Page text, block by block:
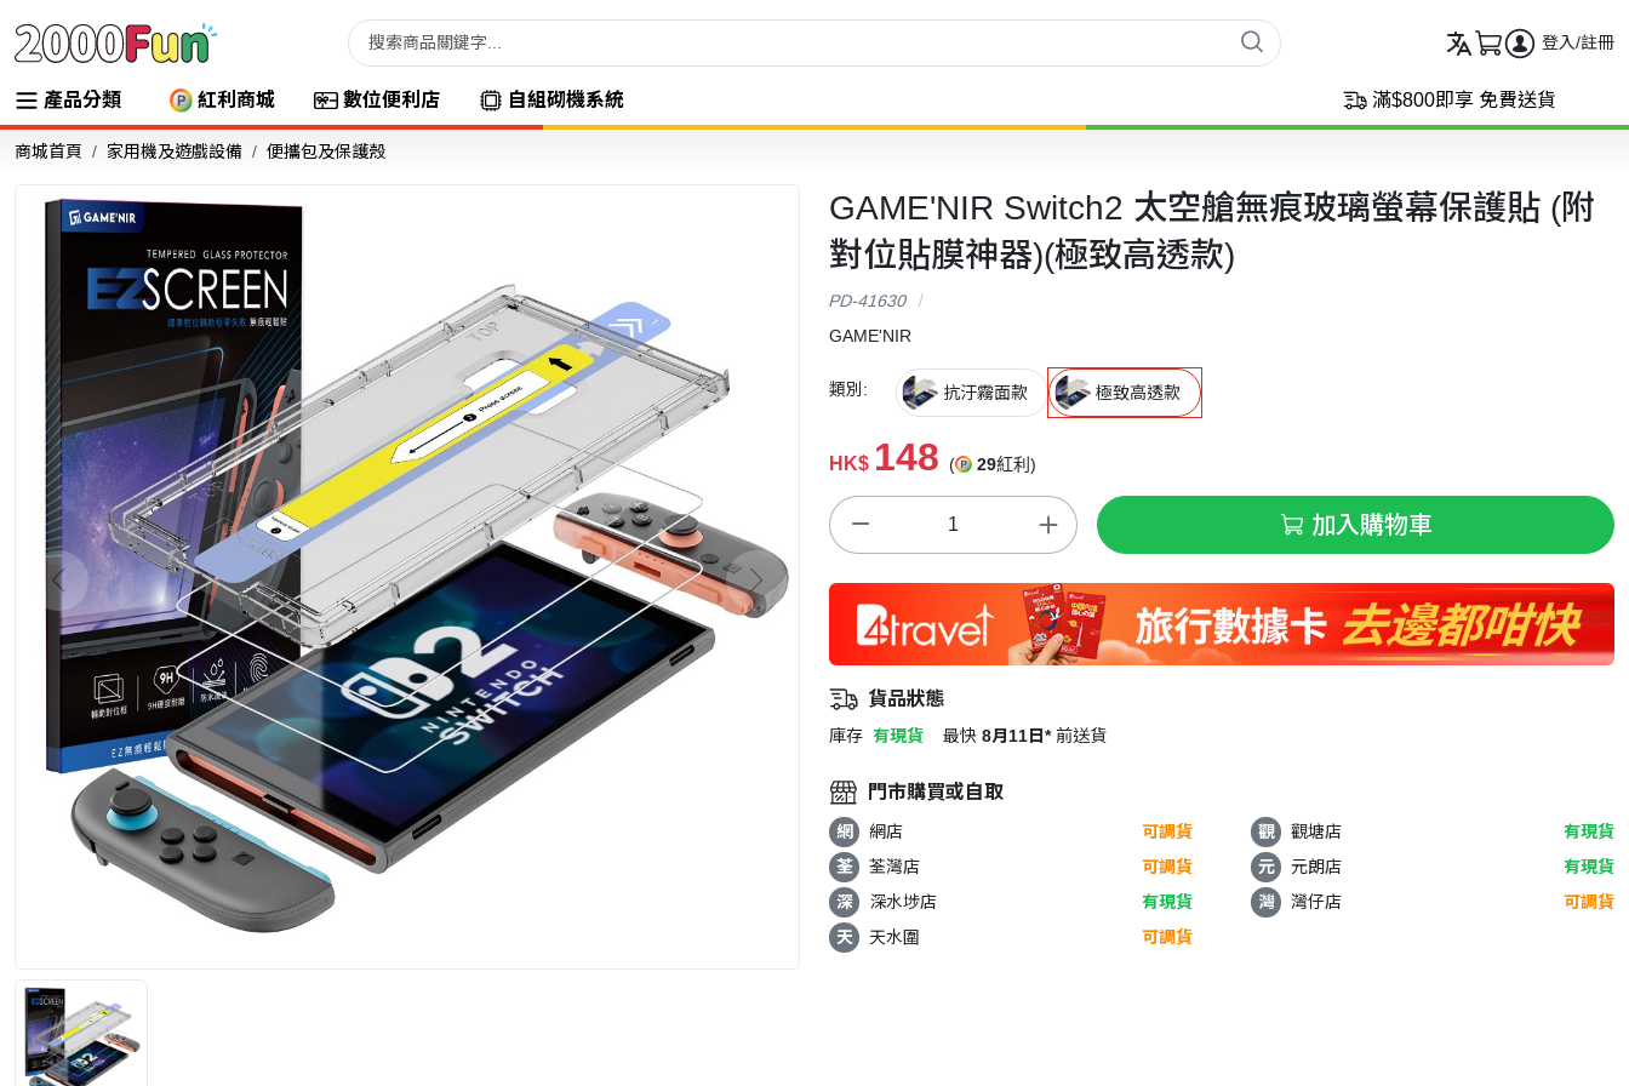
登入/註冊
產品分類 紅利商城 數位便利店 自組砌機系統 滿$800即享 免費送貨
商城首頁 家用機及遊戲設備 便攜包及保護殼
GAME'NIR Switch2 太空艙無痕玻璃螢幕保護貼 (附
對位貼膜神器)(極致高透款)
PD-41630
GAME'NIR
類別: 抗汙霧面款 極致高透款
HK$ 148 ( 29紅利)
加入購物車
貨品狀態
庫存 有現貨 最快 8月11日* 前送貨
門市購買或自取
網 網店 可調貨 觀 觀塘店
有現貨
荃
荃灣店 可調貨 元 元朗店
有現貨
深
深水埗店 有現貨 灣 灣仔店
可調貨
天
天水圍 可調貨